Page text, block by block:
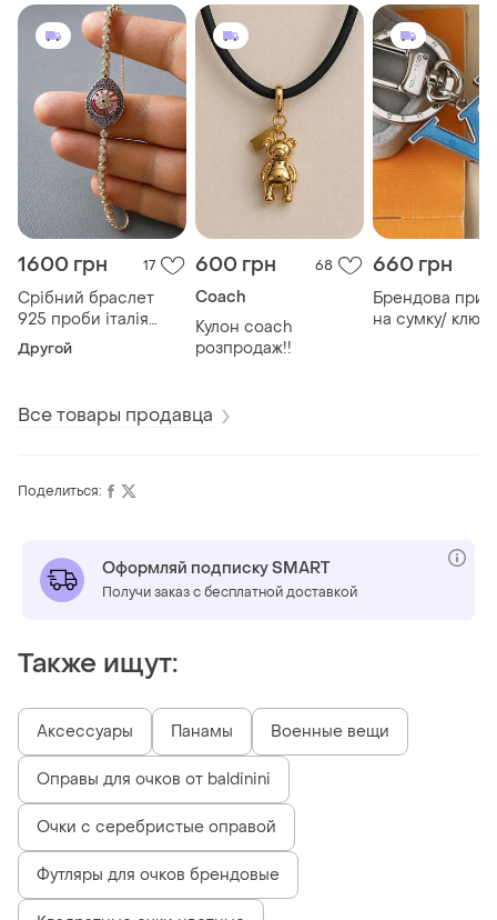
1600 грн 17
Срібний браслет
925 проби італія
фіаніти
Другой
600 грн 68
Coach
Кулон coach
розпродаж!!
660 грн
Брендова
на сумку/ ключі
Все товары продавца
Поделиться:
Оформляй подписку SMART
Получи заказ с бесплатной доставкой
Также ищут:
Аксессуары Панамы Военные вещи
Оправы для очков от baldinini
Очки с серебристые оправой
Футляры для очков брендовые